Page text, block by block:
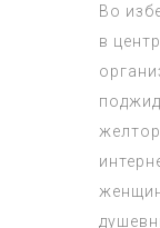
Во
в